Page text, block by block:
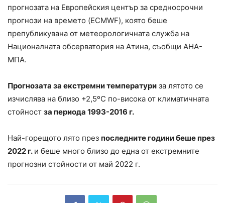
прогнозата на Европейския център за средносрочни
прогнози на времето (ECMWF), която беше
препубликувана от метеорологичната служба на
Националната обсерватория на Атина, съобщи АНА-
МПА.
Прогнозата за екстремни температури за лятото се
изчислява на близо +2,5ºC по-висока от климатичната
стойност за периода 1993-2016 г.
Най-горещото лято през последните години беше през
2022 г. и беше много близо до една от екстремните
прогнозни стойности от май 2022 г.